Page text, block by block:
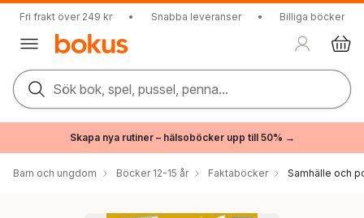
Fri frakt över 249 kr • Snabba leveranser • Billiga böcker
Sök bok, spel, pussel, penna...
Skapa nya rutiner – hälsoböcker upp till 50% →
Barn och ungdom Böcker 12-15 år Faktaböcker Samhälle och